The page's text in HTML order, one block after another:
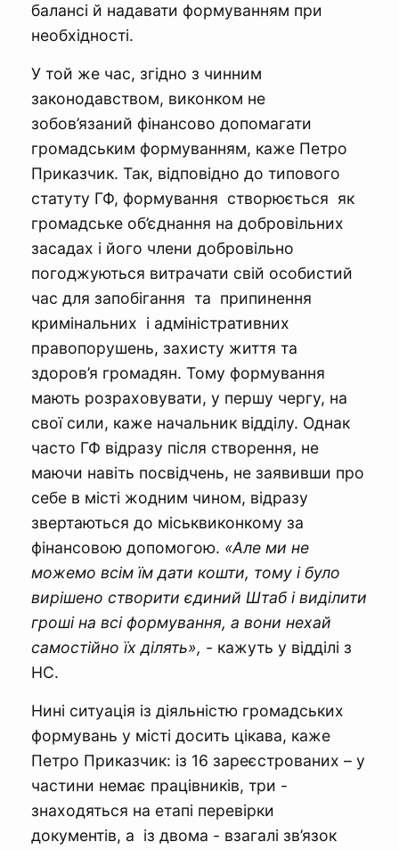
балансі й надавати формуванням при
необхідності.
У той же час, згідно з чинним
законодавством, виконком не
зобов’язаний фінансово допомагати
громадським формуванням, каже Петро
Приказчик. Так, відповідно до типового
статуту ГФ, формування створюється як
громадське об’єднання на добровільних
засадах і його члени добровільно
погоджуються витрачати свій особистий
час для запобігання та припинення
кримінальних і адміністративних
правопорушень, захисту життя та
здоров’я громадян. Тому формування
мають розраховувати, у першу чергу, на
свої сили, каже начальник відділу. Однак
часто ГФ відразу після створення, не
маючи навіть посвідчень, не заявивши про
себе в місті жодним чином, відразу
звертаються до міськвиконкому за
фінансовою допомогою. «Але ми не
можемо всім їм дати кошти, тому і було
вирішено створити єдиний Штаб і виділити
гроші на всі формування, а вони нехай
самостійно їх ділять», - кажуть у відділі з
НС.
Нині ситуація із діяльністю громадських
формувань у місті досить цікава, каже
Петро Приказчик: із 16 зареєстрованих – у
частини немає працівників, три -
знаходяться на етапі перевірки
документів, а із двома - взагалі зв’язок